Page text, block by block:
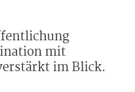
mit
im Blick.